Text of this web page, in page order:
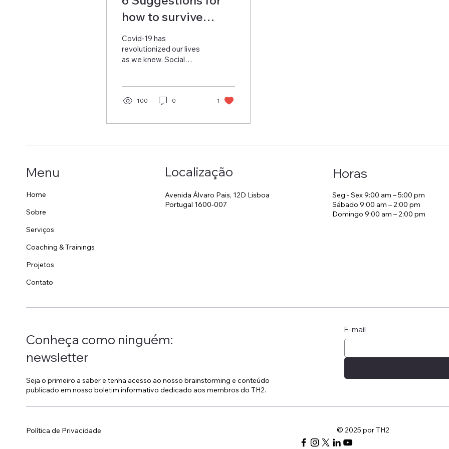
how to survive
working from home
Covid-19 has
revolutionized our lives
as we knew. Social
100 0 1
Menu
Home
Sobre
Serviços
Coaching & Trainings
Projetos
Contato
Localização
Avenida Álvaro Pais, 12D Lisboa
Portugal 1600-007
Horas
Seg - Sex 9:00 am – 5:00 pm
Sábado 9:00 am – 2:00 pm
Domingo 9:00 am – 2:00 pm
Conheça como ninguém:
newsletter
Seja o primeiro a saber e tenha acesso ao nosso brainstorming e conteúdo
publicado em nosso boletim informativo dedicado aos membros do TH2.
E-mail
Política de Privacidade © 2025 por TH2